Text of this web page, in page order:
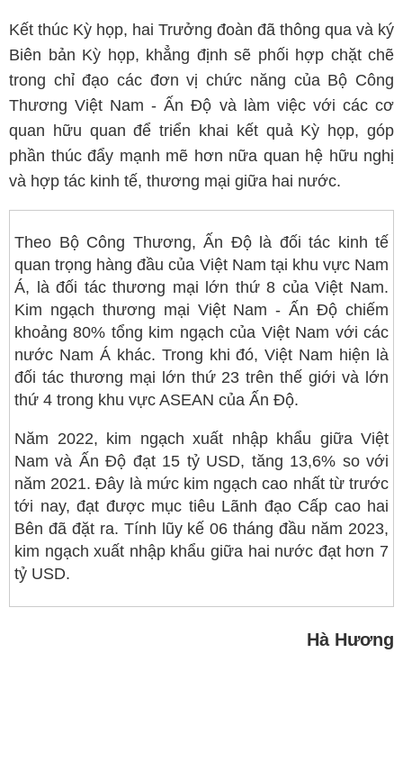
Kết thúc Kỳ họp, hai Trưởng đoàn đã thông qua và ký
Biên bản Kỳ họp, khẳng định sẽ phối hợp chặt chẽ
trong chỉ đạo các đơn vị chức năng của Bộ Công
Thương Việt Nam - Ấn Độ và làm việc với các cơ
quan hữu quan để triển khai kết quả Kỳ họp, góp
phần thúc đẩy mạnh mẽ hơn nữa quan hệ hữu nghị
và hợp tác kinh tế, thương mại giữa hai nước.
Theo Bộ Công Thương, Ấn Độ là đối tác kinh tế
quan trọng hàng đầu của Việt Nam tại khu vực Nam
Á, là đối tác thương mại lớn thứ 8 của Việt Nam.
Kim ngạch thương mại Việt Nam - Ấn Độ chiếm
khoảng 80% tổng kim ngạch của Việt Nam với các
nước Nam Á khác. Trong khi đó, Việt Nam hiện là
đối tác thương mại lớn thứ 23 trên thế giới và lớn
thứ 4 trong khu vực ASEAN của Ấn Độ.
Năm 2022, kim ngạch xuất nhập khẩu giữa Việt
Nam và Ấn Độ đạt 15 tỷ USD, tăng 13,6% so với
năm 2021. Đây là mức kim ngạch cao nhất từ trước
tới nay, đạt được mục tiêu Lãnh đạo Cấp cao hai
Bên đã đặt ra. Tính lũy kế 06 tháng đầu năm 2023,
kim ngạch xuất nhập khẩu giữa hai nước đạt hơn 7
tỷ USD.
Hà Hương